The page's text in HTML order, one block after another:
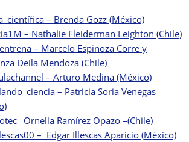
– Brenda Gozz (México)
– Nathalie Fleiderman Leighton (Chile)
– Marcelo Espinoza Corre y
Deila Mendoza (Chile)
– Arturo Medina (México)
– Patricia Soria Venegas
Ornella Ramírez Opazo –(Chile)
– Edgar Illescas Aparicio (México)